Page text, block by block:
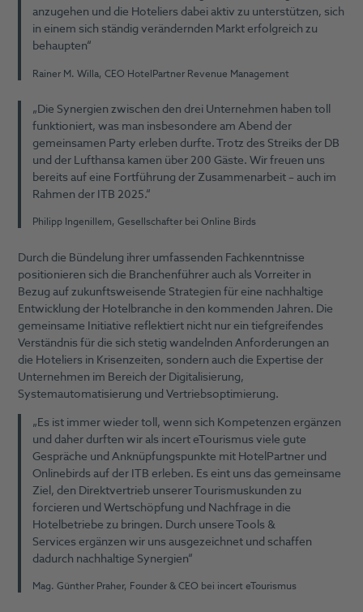
anzugehen und die Hoteliers dabei aktiv zu unterstützen, sich
in einem sich ständig verändernden Markt erfolgreich zu
behaupten“
Rainer M. Willa, CEO HotelPartner Revenue Management
„Die Synergien zwischen den drei Unternehmen haben toll
funktioniert, was man insbesondere am Abend der
gemeinsamen Party erleben durfte. Trotz des Streiks der DB
und der Lufthansa kamen über 200 Gäste. Wir freuen uns
bereits auf eine Fortführung der Zusammenarbeit – auch im
Rahmen der ITB 2025.“
Philipp Ingenillem, Gesellschafter bei Online Birds
Durch die Bündelung ihrer umfassenden Fachkenntnisse
positionieren sich die Branchenführer auch als Vorreiter in
Bezug auf zukunftsweisende Strategien für eine nachhaltige
Entwicklung der Hotelbranche in den kommenden Jahren. Die
gemeinsame Initiative reflektiert nicht nur ein tiefgreifendes
Verständnis für die sich stetig wandelnden Anforderungen an
die Hoteliers in Krisenzeiten, sondern auch die Expertise der
Unternehmen im Bereich der Digitalisierung,
Systemautomatisierung und Vertriebsoptimierung.
„Es ist immer wieder toll, wenn sich Kompetenzen ergänzen
und daher durften wir als incert eTourismus viele gute
Gespräche und Anknüpfungspunkte mit HotelPartner und
Onlinebirds auf der ITB erleben. Es eint uns das gemeinsame
Ziel, den Direktvertrieb unserer Tourismuskunden zu
forcieren und Wertschöpfung und Nachfrage in die
Hotelbetriebe zu bringen. Durch unsere Tools &
Services ergänzen wir uns ausgezeichnet und schaffen
dadurch nachhaltige Synergien“
Mag. Günther Praher, Founder & CEO bei incert eTourismus